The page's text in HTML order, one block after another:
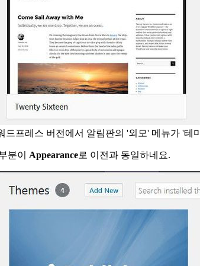
드프레스 버전에서 알림판의 '외모' 메뉴가 '테
분이 Appearance로 이전과 동일하네요.